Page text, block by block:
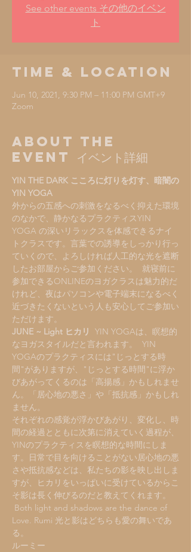
See other events その他のイベン
ト
Time & Location
Jun 10, 2021, 9:30 PM – 11:00 PM GMT+9
Zoom
About the
Event イベント詳細
YIN THE DARK こころに灯りを灯す、暗闇の
YIN YOGA
外からの五感への刺激をなるべく抑えた環境
のなかで、静かなるプラクティスYIN
YOGA の深いリラックスを体感できるナイ
トクラスです。言葉での誘導をしっかり行っ
ていくので、よろしければ人工的な光を遮断
したお部屋からご参加ください。  就寝前に
参加できるONLINEのヨガクラスは魅力的だ
けれど、夜はパソコンや電子端末になるべく
近づきたくないという人も安心してご参加い
ただけます。
JUNE ~ Light ヒカリ
YIN YOGAは、瞑想的
なヨガスタイルだと言われます。  YIN
YOGAのプラクティスには"じっとする時
間"がありますが、"じっとする時間"に浮か
びあがってくるのは「高揚感」かもしれませ
ん。「居心地の悪さ」や「抵抗感」かもしれ
ません。
それぞれの感覚が浮かびあがり、変化し、時
間の経過とともに次第に消えていく過程が、
YINのプラクティスを瞑想的な時間にしま
す。日常で目を向けることがない居心地の悪
さや抵抗感などは、私たちの影を映し出しま
すが、ヒカリをいっぱいに受けているからこ
そ影は長く伸びるのだと教えてくれます。
Both light and shadows are the dance of
Love. Rumi 光と影はどちらも愛の舞いであ
る。
ルーミー